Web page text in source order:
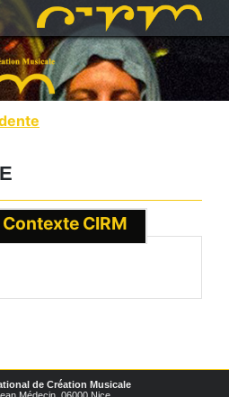
Contexte CIRM
de Création Musicale